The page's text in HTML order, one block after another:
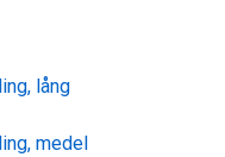
lång
medel